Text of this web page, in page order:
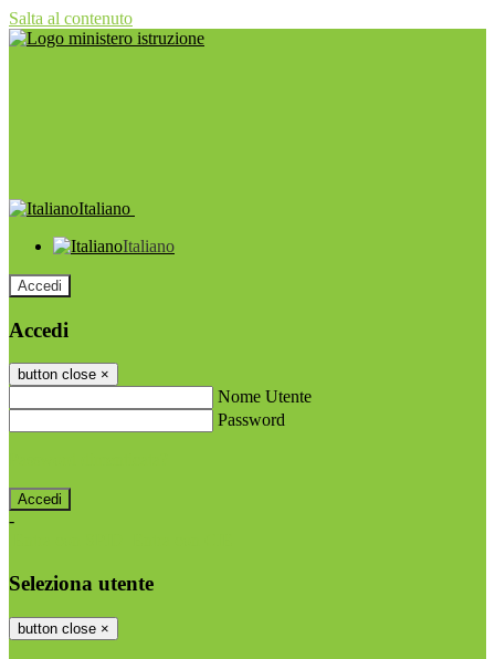
Salta al contenuto
Italiano
Italiano
Accedi
Accedi
button close ×
Nome Utente
Password
-
Seleziona utente
button close ×